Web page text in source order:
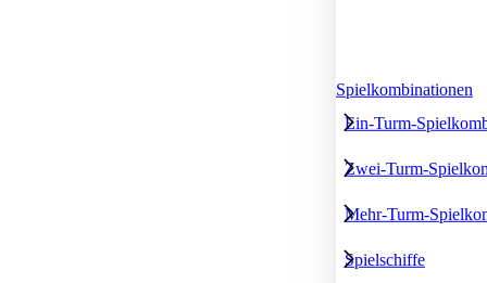
Spielkombinationen
Ein-Turm-
Zwei-Turm-
Mehr-Turm-
Spielschiffe